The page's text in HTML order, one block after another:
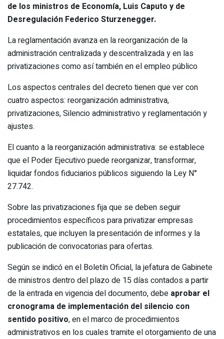
de los ministros de Economía, Luis Caputo y de
Desregulación Federico Sturzenegger.
La reglamentación avanza en la reorganización de la
administración centralizada y descentralizada y en las
privatizaciones como así también en el empleo público
Los aspectos centrales del decreto tienen que ver con
cuatro aspectos: reorganización administrativa,
privatizaciones, Silencio administrativo y reglamentación y
ajustes.
El cuanto a la reorganización administrativa: se establece
que el Poder Ejecutivo puede reorganizar, transformar,
liquidar fondos fiduciarios públicos siguiendo la Ley N°
27.742.
Sobre las privatizaciones fija que se deben seguir
procedimientos específicos para privatizar empresas
estatales, que incluyen la presentación de informes y la
publicación de convocatorias para ofertas.
Según se indicó en el Boletín Oficial, la jefatura de Gabinete
de ministros dentro del plazo de 15 días contados a partir
de la entrada en vigencia del documento, debe aprobar el
cronograma de implementación del silencio con
sentido positivo, en el marco de procedimientos
administrativos en los cuales tramite el otorgamiento de una